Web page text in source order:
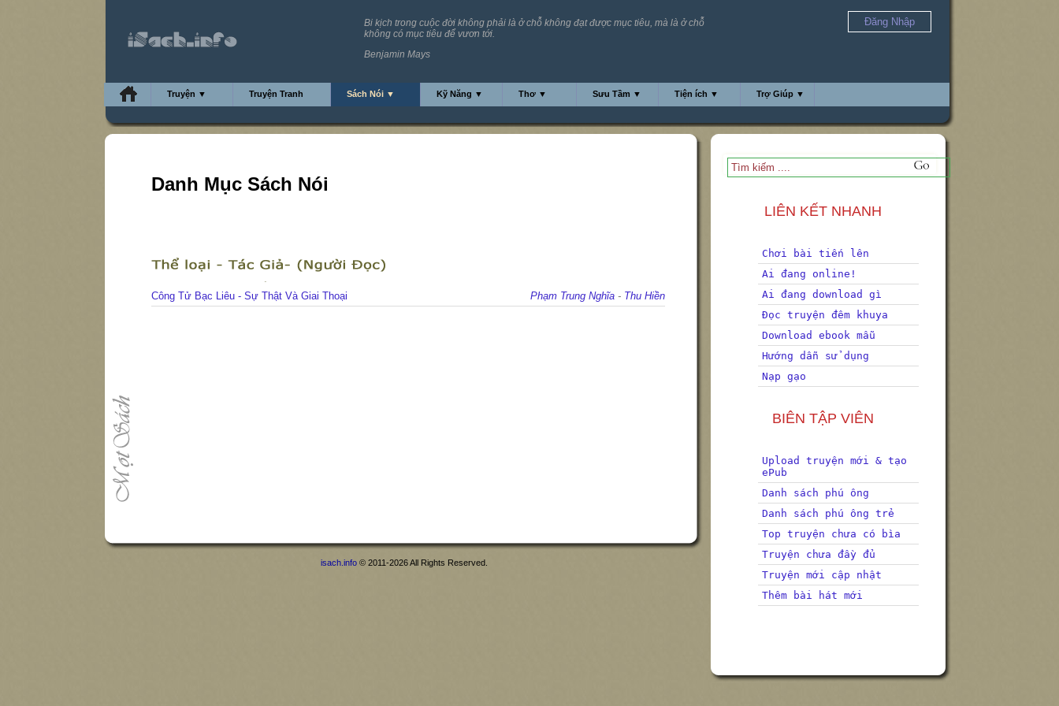
Bi kịch trong cuộc đời không phải là ở chỗ không đạt được mục tiêu, mà là ở chỗ
không có mục tiêu để vươn tới.
Benjamin Mays
Đăng Nhập
Truyện ▼ Truyện Tranh Sách Nói ▼ Kỹ Năng ▼ Thơ ▼ Sưu Tầm ▼ Tiện ích ▼ Trợ Giúp ▼
LIÊN KẾT NHANH
Chơi bài tiến lên
Ai đang online!
Ai đang download gì
Đọc truyện đêm khuya
Download ebook mẫu
Hướng dẫn sử dụng
Nạp gạo
BIÊN TẬP VIÊN
Upload truyện mới & tạo
ePub
Danh sách phú ông
Danh sách phú ông trẻ
Top truyện chưa có bìa
Truyện chưa đầy đủ
Truyện mới cập nhật
Thêm bài hát mới
Danh Mục Sách Nói
Công Tử Bạc Liêu - Sự Thật Và Giai Thoại Phạm Trung Nghĩa - Thu Hiền
isach.info © 2011-2026 All Rights Reserved.